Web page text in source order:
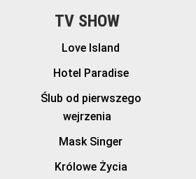
TV SHOW
Love Island
Hotel Paradise
Ślub od pierwszego
wejrzenia
Mask Singer
Królowe Życia